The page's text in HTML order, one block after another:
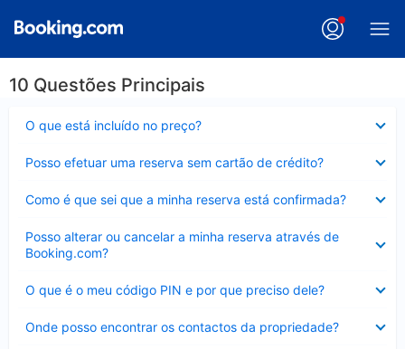
10 Questões Principais
O que está incluído no preço?
fechado
Posso efetuar uma reserva sem cartão de crédito?
fechado
Como é que sei que a minha reserva está confirmada?
fechado
Posso alterar ou cancelar a minha reserva através de
Booking.com?
fechado
O que é o meu código PIN e por que preciso dele?
fechado
Onde posso encontrar os contactos da propriedade?
fechado